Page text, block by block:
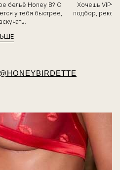
бельё Honey B? С
у тебя быстрее,
Хочешь VIP-
подбор,
@HONEYBIRDETTE